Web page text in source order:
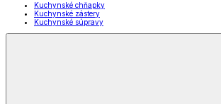
Kuchynské chňapky
Kuchynské zástery
Kuchynské súpravy